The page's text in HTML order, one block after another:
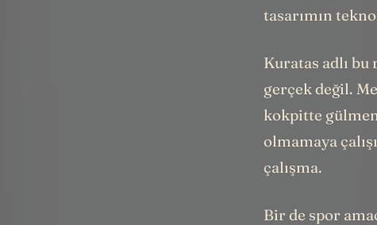
tasarımın
Kuratas adlı
gerçek değil.
kokpitte
olmamaya
çalışma.
Bir de spor